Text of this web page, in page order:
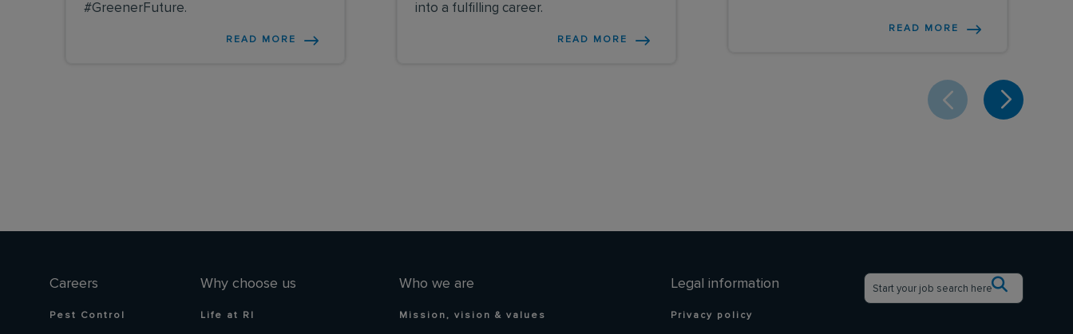
#GreenerFuture.
READ MORE
into a fulfilling career.
READ MORE
READ MORE
Careers
Pest Control
Why choose us
Life at RI
Who we are
Mission, vision & values
Legal information
Privacy policy